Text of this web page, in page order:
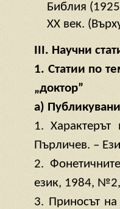
Библия
ХХ век.
III. Научни
1. Статии по
„доктор”
а)
1.
Пърличев. –
2.
език, 1984,
3. Приносът